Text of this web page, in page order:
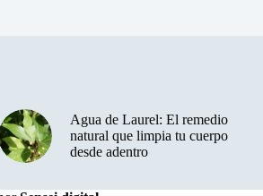
Agua de Laurel: El remedio
natural que limpia tu cuerpo
desde adentro